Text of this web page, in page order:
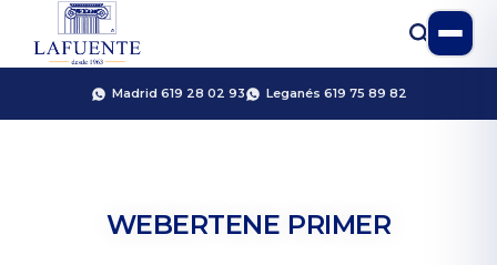
Madrid 619 28 02 93 Leganés 619 75 89 82
WEBERTENE PRIMER